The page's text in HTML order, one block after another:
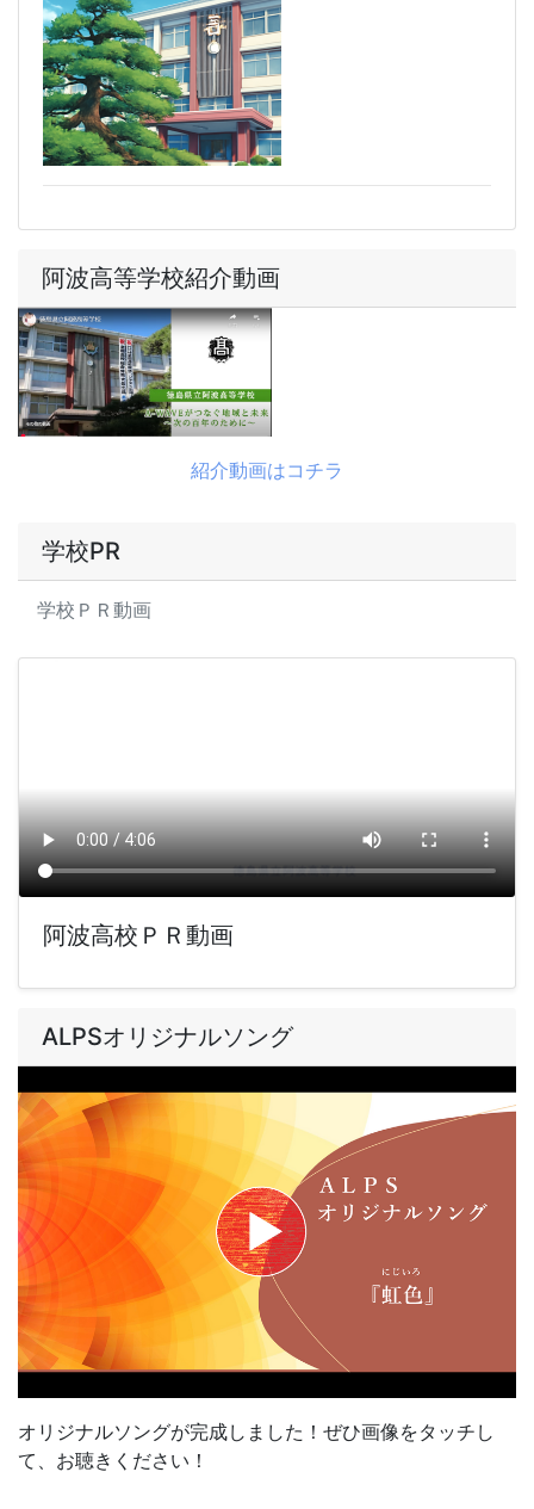
阿波高等学校紹介動画
紹介動画はコチラ
学校PR
学校ＰＲ動画
阿波高校ＰＲ動画
ALPSオリジナルソング
オリジナルソングが完成しました！ぜひ画像をタッチし
て、お聴きください！